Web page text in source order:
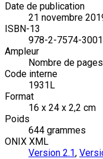
Date de publication
21 novembre
ISBN-13
978-2-7574-
Ampleur
Nombre de
Code interne
1931L
Format
16 x 24 x 2,2 cm
Poids
644 grammes
ONIX XML
Version 2.1,